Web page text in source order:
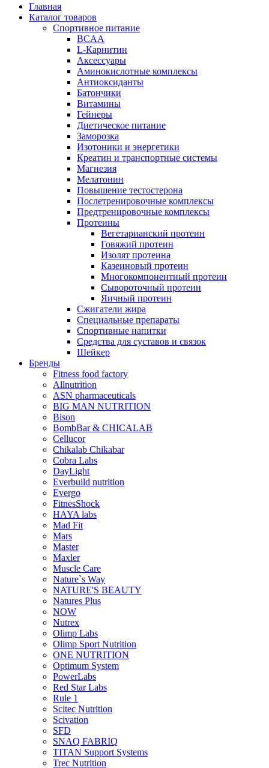
Главная
Каталог товаров
Спортивное питание
BCAA
L-Карнитин
Аксессуары
Аминокислотные комплексы
Антиоксиданты
Батончики
Витамины
Гейнеры
Диетическое питание
Заморозка
Изотоники и энергетики
Креатин и транспортные системы
Магнезия
Мелатонин
Повышение тестостерона
Послетренировочные комплексы
Предтренировочные комплексы
Протеины
Вегетарианский протеин
Говяжий протеин
Изолят протеина
Казеиновый протеин
Многокомпонентный протеин
Сывороточный протеин
Яичный протеин
Сжигатели жира
Специальные препараты
Спортивные напитки
Средства для суставов и связок
Шейкер
Бренды
Fitness food factory
Allnutrition
ASN pharmaceuticals
BIG MAN NUTRITION
Bison
BombBar & CHICALAB
Cellucor
Chikalab Chikabar
Cobra Labs
DayLight
Everbuild nutrition
Evergo
FitnesShock
HAYA labs
Mad Fit
Mars
Master
Maxler
Muscle Care
Nature`s Way
NATURE'S BEAUTY
Natures Plus
NOW
Nutrex
Olimp Labs
Olimp Sport Nutrition
ONE NUTRITION
Optimum System
PowerLabs
Red Star Labs
Rule 1
Scitec Nutrition
Scivation
SFD
SNAQ FABRIQ
TITAN Support Systems
Trec Nutrition